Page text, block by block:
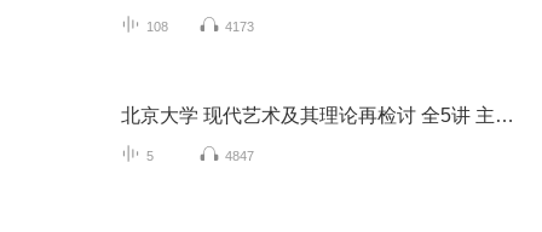
108 4173
北京大学 现代艺术及其理论再检讨 全5讲 主讲-朱青生
5 4847